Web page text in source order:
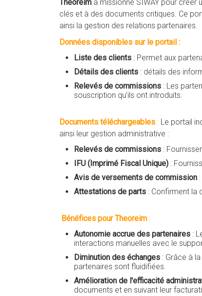
Theoreim a missionné SIWAY pour
clés et à des documents critiques. Ce
ainsi la gestion des relations partenaires.
Données disponibles sur le portail :
Liste des clients : Permet aux
Détails des clients : détails des
Relevés de commissions : Les
souscription qu'ils ont introduits.
Documents téléchargeables : Le portail
ainsi leur gestion administrative :
Relevés de commissions :
IFU (Imprimé Fiscal Unique) :
Avis de versements de commission
Attestations de parts : Confirment la
Bénéfices pour Theoreim :
Autonomie accrue des partenaires :
interactions manuelles avec le
Diminution des échanges : Grâce à
partenaires sont fluidifiées.
Amélioration de l'efficacité
documents et en suivant leur